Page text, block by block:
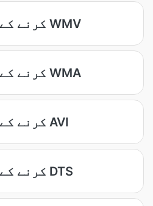
MOV کرنے کے لئے WMV
MOV کرنے کے لئے WMA
MOV کرنے کے لئے AVI
MOV کرنے کے لئے DTS